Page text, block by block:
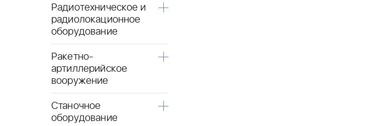
Радиотехническое и
радиолокационное
оборудование
Ракетно-
артиллерийское
вооружение
Станочное
оборудование